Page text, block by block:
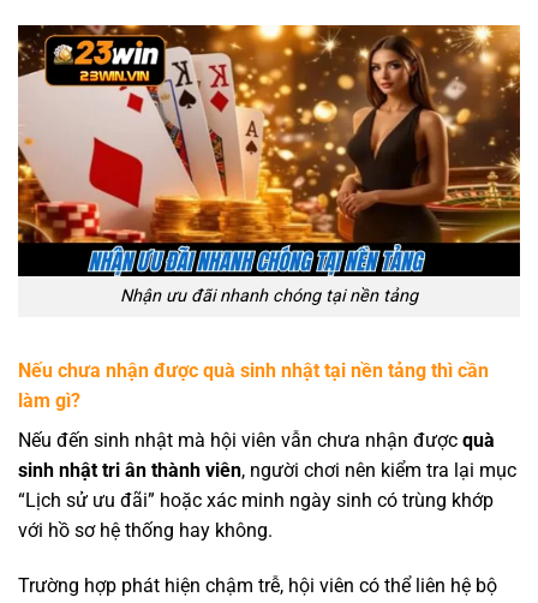
Nhận ưu đãi nhanh chóng tại nền tảng
Nếu chưa nhận được quà sinh nhật tại nền tảng thì cần
làm gì?
Nếu đến sinh nhật mà hội viên vẫn chưa nhận được quà
sinh nhật tri ân thành viên, người chơi nên kiểm tra lại mục
“Lịch sử ưu đãi” hoặc xác minh ngày sinh có trùng khớp
với hồ sơ hệ thống hay không.
Trường hợp phát hiện chậm trễ, hội viên có thể liên hệ bộ